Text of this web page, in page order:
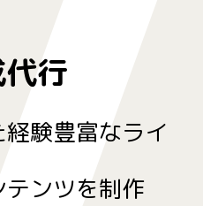
行
験豊富なライ
ンツを制作